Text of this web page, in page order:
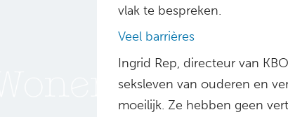
vlak te bespreken.
Veel barrières
Ingrid Rep, directeur van
seksleven van ouderen en
moeilijk. Ze hebben geen